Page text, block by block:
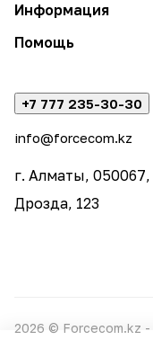
Информация
Помощь
+7 777 235-30-30
info@forcecom.kz
г. Алматы,
Дрозда, 123
2026 © Forcecom.kz